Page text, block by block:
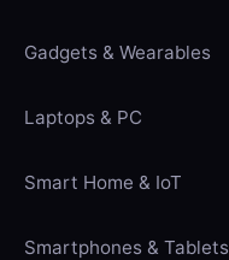
Gadgets & Wearables
Laptops & PC
Smart Home & IoT
Smartphones & Tablets